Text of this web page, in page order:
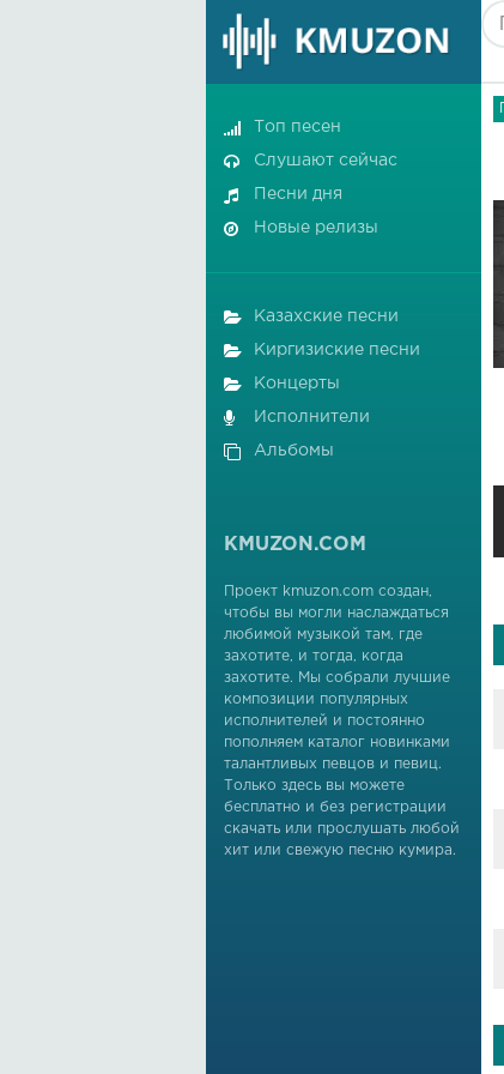
Топ песен
Слушают сейчас
Песни дня
Новые релизы
Казахские песни
Киргизиские песни
Концерты
Исполнители
Альбомы
KMUZON.COM
Проект kmuzon.com создан,
чтобы вы могли наслаждаться
любимой музыкой там, где
захотите, и тогда, когда
захотите. Мы собрали лучшие
композиции популярных
исполнителей и постоянно
пополняем каталог новинками
талантливых певцов и певиц.
Только здесь вы можете
бесплатно и без регистрации
скачать или прослушать любой
хит или свежую песню кумира.